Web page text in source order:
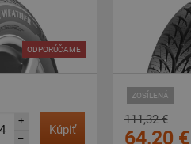
ODPORÚČAME
+
–
Kúpiť
ZOSÍLENÁ
111,32 €
64,20 €